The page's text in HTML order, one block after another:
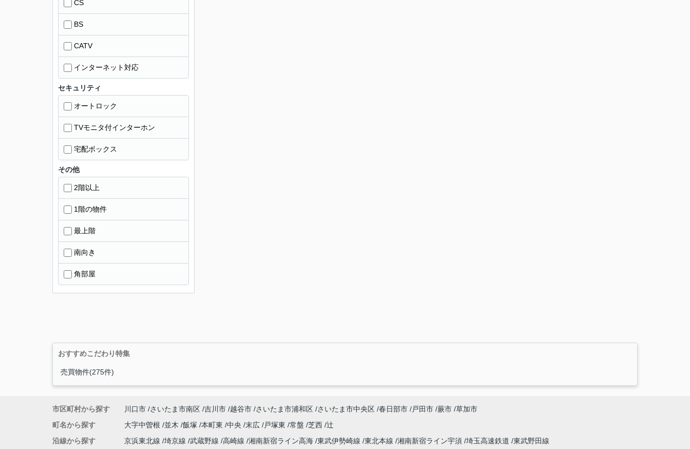
CS
BS
CATV
インターネット対応
セキュリティ
オートロック
TVモニタ付インターホン
宅配ボックス
その他
2階以上
1階の物件
最上階
南向き
角部屋
おすすめこだわり特集
売買物件(275件)
市区町村から探す 川口市 さいたま市南区 吉川市 越谷市 さいたま市浦和区 さいたま市中央区 春日部市 戸田市 蕨市 草加市
町名から探す
大字中曽根 並木 飯塚 本町東 中央 末広 戸塚東 常盤 芝西 辻
沿線から探す
京浜東北線 埼京線 武蔵野線 高崎線 湘南新宿ライン高海 東武伊勢崎線 東北本線 湘南新宿ライン宇須 埼玉高速鉄道 東武野田線